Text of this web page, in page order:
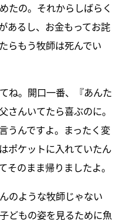
たの。それからしばらく
あるし、お金もってお詫
らもう牧師は死んでい
ね。開口一番、『あんた
さんいてたら喜ぶのに。
うんですよ。まったく変
ポケットに入れていたん
そのまま帰りましたよ。
のような牧師じゃない
どもの姿を見るために魚